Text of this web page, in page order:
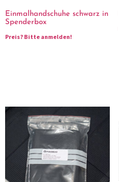
Einmalhandschuhe schwarz in
Spenderbox
Preis? Bitte anmelden!